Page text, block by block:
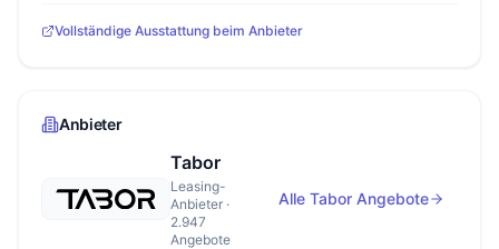
Vollständige Ausstattung beim Anbieter
Anbieter
Tabor
Leasing-
Anbieter ·
2.947
Angebote
Alle Tabor Angebote